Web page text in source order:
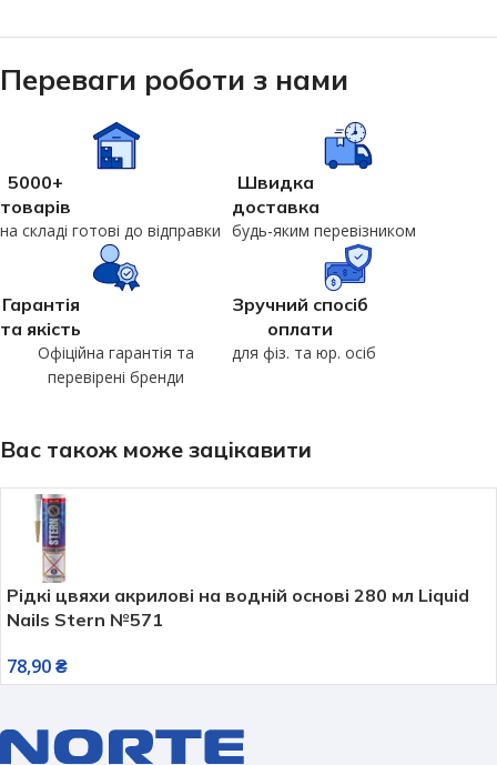
Переваги роботи з нами
5000+
товарів
на складі готові до відправки
Швидка
доставка
будь-яким перевізником
Гарантія
та якість
Офіційна гарантія та
перевірені бренди
Зручний спосіб
оплати
для фіз. та юр. осіб
Вас також може зацікавити
Рідкі цвяхи акрилові на водній основі 280 мл Liquid
Nails Stern №571
78,90₴